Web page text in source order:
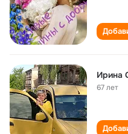
Ирина
67 лет